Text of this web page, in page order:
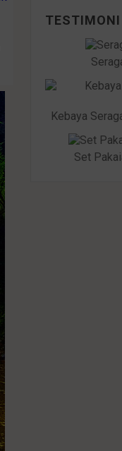
TESTIMONI
Kebaya
Set